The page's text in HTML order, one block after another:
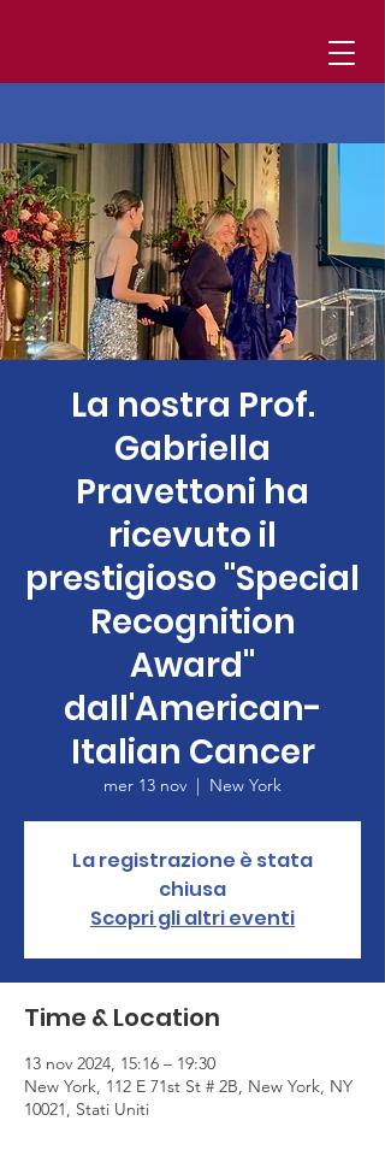
La nostra Prof.
Gabriella
Pravettoni ha
ricevuto il
prestigioso "Special
Recognition
Award"
dall'American-
Italian Cancer
mer 13 nov
  |
New York
La registrazione è stata
chiusa
Scopri gli altri eventi
Time & Location
13 nov 2024, 15:16 – 19:30
New York, 112 E 71st St # 2B, New York, NY
10021, Stati Uniti